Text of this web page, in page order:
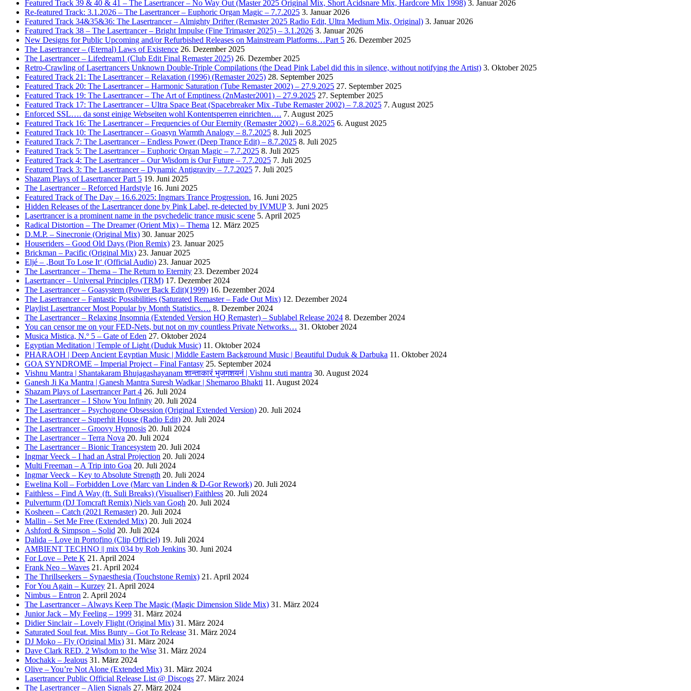
Featured Track 39 & 40 & 41 – The Lasertrancer – No Way Out (Master 2025 Original Mix, Short Acidsnare Mix, Hardcore Mix 1998) 3. Januar 2026
Re-featured Track: 3.1.2026 – The Lasertrancer – Euphoric Organ Magic – 7.7.2025 3. Januar 2026
Featured Track 34&35&36: The Lasertrancer – Almighty Drifter (Remaster 2025 Radio Edit, Ultra Medium Mix, Original) 3. Januar 2026
Featured Track 38 – The Lasertrancer – Bright Impulse (Fine Trimaster 2025) – 3.1.2026 3. Januar 2026
New Designs for Public Upcoming and/or Refurbished Releases on Mainstream Platforms…Part 5 26. Dezember 2025
The Lasertrancer – (Eternal) Laws of Existence 26. Dezember 2025
The Lasertrancer – Lifedream1 (Club Edit Final Remaster 2025) 26. Dezember 2025
Retro-Crawling of Lasertrancers Unknown Double-Triple Compilations (the Dead Pink Label did this in silence, without notifying the Artist) 3. Oktober 2025
Featured Track 21: The Lasertrancer – Relaxation (1996) (Remaster 2025) 28. September 2025
Featured Track 20: The Lasertrancer – Harmonic Saturation (Tube Remaster 2002) – 27.9.2025 27. September 2025
Featured Track 19: The Lasertrancer – The Art of Emptiness (2nMaster2001) – 27.9.2025 27. September 2025
Featured Track 17: The Lasertrancer – Ultra Space Beat (Spacebreaker Mix -Tube Remaster 2002) – 7.8.2025 7. August 2025
Enforced SSL…. da sonst einige Webseiten wohl Kontentsperren einrichten…. 7. August 2025
Featured Track 16: The Lasertrancer – Frequencies of Our Eternity (Remaster 2002) – 6.8.2025 6. August 2025
Featured Track 10: The Lasertrancer – Goasyn Warmth Analogy – 8.7.2025 8. Juli 2025
Featured Track 7: The Lasertrancer – Endless Power (Deep Trance Edit) – 8.7.2025 8. Juli 2025
Featured Track 5: The Lasertrancer – Euphoric Organ Magic – 7.7.2025 8. Juli 2025
Featured Track 4: The Lasertrancer – Our Wisdom is Our Future – 7.7.2025 7. Juli 2025
Featured Track 3: The Lasertrancer – Dynamic Antigravity – 7.7.2025 7. Juli 2025
Shazam Plays of Lasertrancer Part 5 19. Juni 2025
The Lasertrancer – Reforced Hardstyle 16. Juni 2025
Featured Track of The Day – 16.6.2025: Ingmars Trance Progression. 16. Juni 2025
Hidden Releases of the Lasertrancer done by Pink Label, re-detected by IVMUP 3. Juni 2025
Lasertrancer is a prominent name in the psychedelic trance music scene 5. April 2025
Radical Distortion – The Dreamer (Orient Mix) – Thema 12. März 2025
D.M.P. – Sinecronie (Original Mix) 30. Januar 2025
Houseriders – Good Old Days (Pion Remix) 23. Januar 2025
Brickman – Pacific (Original Mix) 23. Januar 2025
Eljé – ‚Bout To Lose It‘ (Official Audio) 23. Januar 2025
The Lasertrancer – Thema – The Return to Eternity 23. Dezember 2024
Lasertrancer – Universal Principles (TRM) 17. Dezember 2024
The Lasertrancer – Goasystem (Power Back Edit)(1999) 16. Dezember 2024
The Lasertrancer – Fantastic Possibilities (Saturated Remaster – Fade Out Mix) 12. Dezember 2024
Playlist Lasertrancer Most Popular by Month Statistics…. 8. Dezember 2024
The Lasertrancer – Relaxing Insomnia (Extended Version HQ Remaster) – Sublabel Release 2024 8. Dezember 2024
You can censor me on your FED-Nets, but not on my countless Private Networks… 31. Oktober 2024
Musica Mistica, N.º 5 – Gate of Eden 27. Oktober 2024
Egyptian Meditation | Temple of Light (Duduk Music) 11. Oktober 2024
PHARAOH | Deep Ancient Egyptian Music | Middle Eastern Background Music | Beautiful Duduk & Darbuka 11. Oktober 2024
GOA SYNDROME – Imperial Project – Final Fantasy 25. September 2024
Vishnu Mantra | Shantakaram Bhujagashayanam शान्ताकारं भुजगशयनं | Vishnu stuti mantra 30. August 2024
Ganesh Ji Ka Mantra | Ganesh Mantra Suresh Wadkar | Shemaroo Bhakti 11. August 2024
Shazam Plays of Lasertrancer Part 4 26. Juli 2024
The Lasertrancer – I Show You Infinity 20. Juli 2024
The Lasertrancer – Psychogone Obsession (Original Extended Version) 20. Juli 2024
The Lasertrancer – Superhit House (Radio Edit) 20. Juli 2024
The Lasertrancer – Groovy Hypnosis 20. Juli 2024
The Lasertrancer – Terra Nova 20. Juli 2024
The Lasertrancer – Bionic Trancesystem 20. Juli 2024
Ingmar Veeck – I had an Astral Projection 20. Juli 2024
Multi Freeman – A Trip into Goa 20. Juli 2024
Ingmar Veeck – Key to Absolute Strength 20. Juli 2024
Ewelina Koll – Forbidden Love (Marc van Linden & D-Gor Rework) 20. Juli 2024
Faithless – Find A Way (ft. Suli Breaks) (Visualiser) Faithless 20. Juli 2024
Pulverturm (DJ Tomcraft Remix) Niels van Gogh 20. Juli 2024
Kosheen – Catch (2021 Remaster) 20. Juli 2024
Mallin – Set Me Free (Extended Mix) 20. Juli 2024
Ashford & Simpson – Solid 20. Juli 2024
Dalida – Love in Portofino (Clip Officiel) 19. Juli 2024
AMBIENT TECHNO || mix 034 by Rob Jenkins 30. Juni 2024
For Love – Pete K 21. April 2024
Frank Neo – Waves 21. April 2024
The Thrillseekers – Synaesthesia (Touchstone Remix) 21. April 2024
For You Again – Kurzey 21. April 2024
Nimbus – Entron 2. April 2024
The Lasertrancer – Always Keep The Magic (Magic Dimension Slide Mix) 31. März 2024
Junior Jack – My Feeling – 1999 31. März 2024
Didier Sinclair – Lovely Flight (Original Mix) 31. März 2024
Saturated Soul feat. Miss Bunty – Got To Release 31. März 2024
DJ Moko – Fly (Original Mix) 31. März 2024
Dave Clark RED. 2 Wisdom to the Wise 31. März 2024
Mochakk – Jealous 31. März 2024
Olive – You’re Not Alone (Extended Mix) 31. März 2024
Lasertrancer Public Official Release List @ Discogs 27. März 2024
The Lasertrancer – Alien Signals 27. März 2024